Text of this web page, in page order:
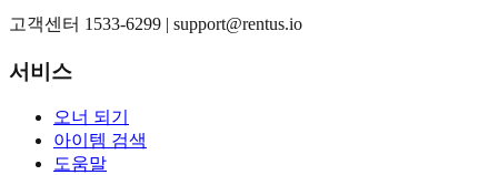
고객센터 1533-6299 | support@rentus.io
서비스
오너 되기
아이템 검색
도움말